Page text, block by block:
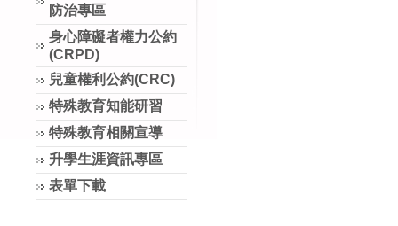
防治專區
身心障礙者權力公約
(CRPD)
兒童權利公約(CRC)
特殊教育知能研習
特殊教育相關宣導
升學生涯資訊專區
表單下載